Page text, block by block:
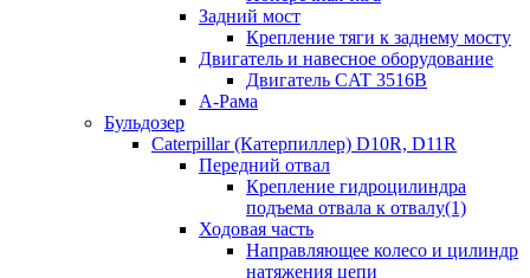
Задний мост
Крепление тяги к заднему мосту
Двигатель и навесное оборудование
Двигатель CAT 3516B
А-Рама
Бульдозер
Caterpillar (Катерпиллер) D10R, D11R
Передний отвал
Крепление гидроцилиндра
подъема отвала к отвалу(1)
Ходовая часть
Направляющее колесо и цилиндр
натяжения цепи